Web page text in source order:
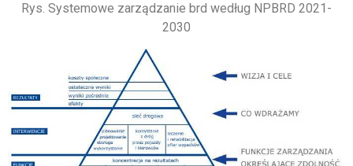
Rys. Systemowe zarządzanie brd według NPBRD 2021-
2030